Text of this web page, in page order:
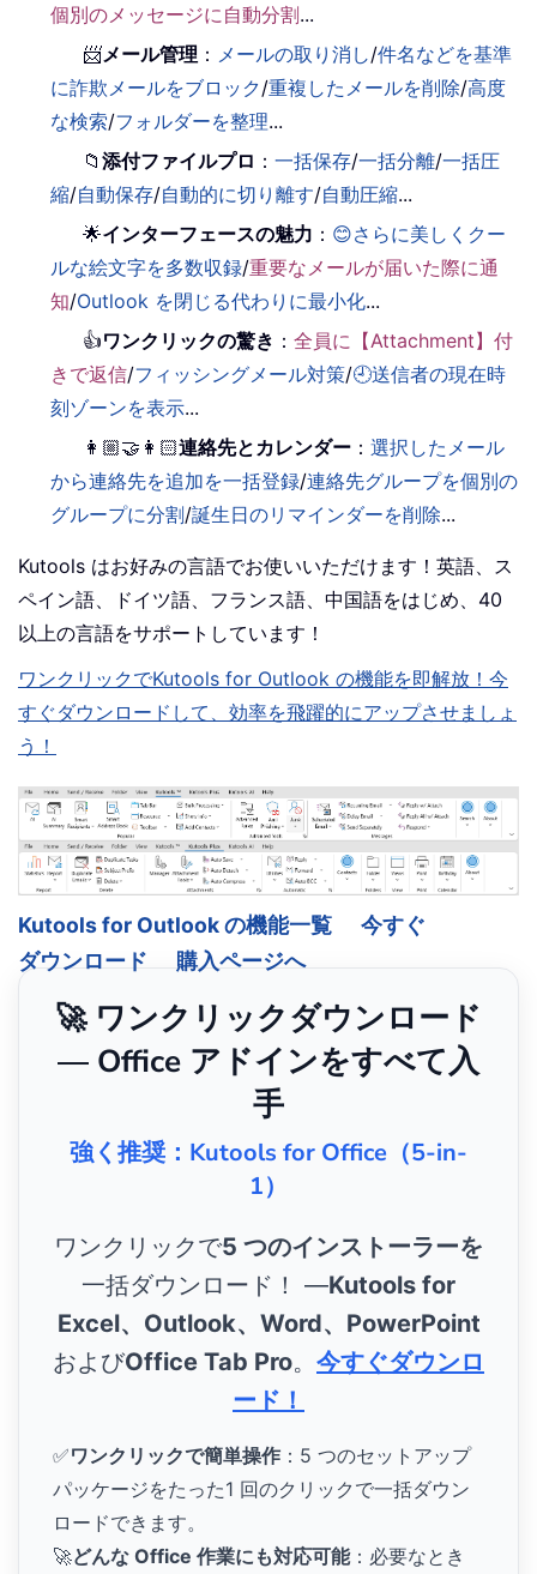
個別のメッセージに自動分割...
📨メール管理 ： メールの取り消し/件名などを基準
に詐欺メールをブロック/重複したメールを削除/高度
な検索/フォルダーを整理...
📁添付ファイルプロ ：一括保存/一括分離/一括圧
縮/自動保存/自動的に切り離す/自動圧縮...
🌟インターフェースの魅力 ： 😊さらに美しくクー
ルな絵文字を多数収録/重要なメールが届いた際に通
知/Outlook を閉じる代わりに最小化...
👍ワンクリックの驚き ：全員に【Attachment】付
きで返信/フィッシングメール対策/🕘送信者の現在時
刻ゾーンを表示...
👩🏼‍🤝‍👩🏻連絡先とカレンダー ：選択したメール
から連絡先を追加を一括登録/連絡先グループを個別の
グループに分割/誕生日のリマインダーを削除...
Kutools はお好みの言語でお使いいただけます！英語、ス
ペイン語、ドイツ語、フランス語、中国語をはじめ、40
以上の言語をサポートしています！
ワンクリックでKutools for Outlook の機能を即解放！今
すぐダウンロードして、効率を飛躍的にアップさせましょ
う！
Kutools for Outlook の機能一覧
今すぐ
ダウンロード
購入ページへ
🚀 ワンクリックダウンロード
— Office アドインをすべて入
手
強く推奨：Kutools for Office（5-in-
1）
ワンクリックで5 つのインストーラーを
一括ダウンロード！ ―Kutools for
Excel、Outlook、Word、PowerPoint
およびOffice Tab Pro。 今すぐダウンロ
ード！
✅ワンクリックで簡単操作 ：5 つのセットアップ
パッケージをたった1 回のクリックで一括ダウン
ロードできます。
🚀どんな Office 作業にも対応可能：必要なとき